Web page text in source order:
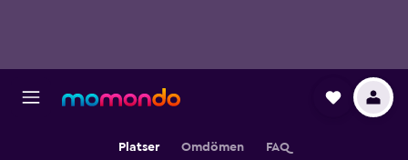
Platser Omdömen FAQ